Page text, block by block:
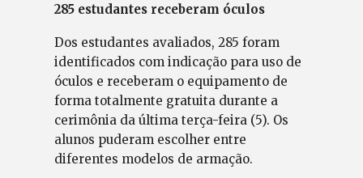
285 estudantes receberam óculos
Dos estudantes avaliados, 285 foram
identificados com indicação para uso de
óculos e receberam o equipamento de
forma totalmente gratuita durante a
cerimônia da última terça-feira (5). Os
alunos puderam escolher entre
diferentes modelos de armação.